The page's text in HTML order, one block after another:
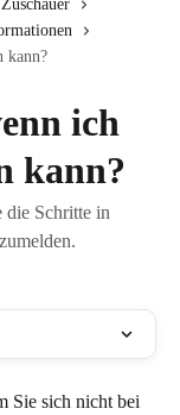
kann?
ich
kann?
die Schritte in
Sie sich nicht bei